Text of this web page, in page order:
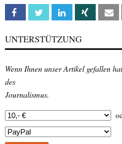
Facebook Twitter Linkedin Xing
UNTERSTÜTZUNG
Wenn Ihnen unser Artikel gefallen
des
Journalismus.